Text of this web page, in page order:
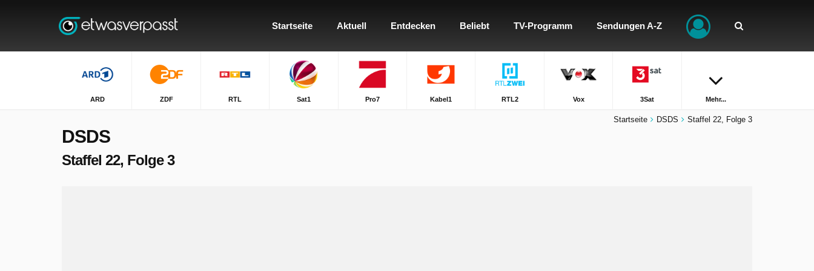
Startseite Aktuell Entdecken Beliebt TV-Programm Sendungen A-Z
ARD ZDF RTL Sat1 Pro7 Kabel1 RTL2 Vox 3Sat Mehr...
Startseite DSDS Staffel 22, Folge 3
DSDS
Staffel 22, Folge 3